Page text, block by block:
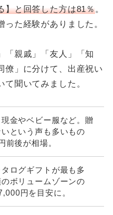
】と回答した方は81％。
た経験がありました。
「親戚」「友人」「知
僚」に分けて、出産祝い
聞いてみました。
金やベビー服など。贈
という声も多いもの
前後が相場。
ログギフトが最も多
のボリュームゾーンの
円を目安に。